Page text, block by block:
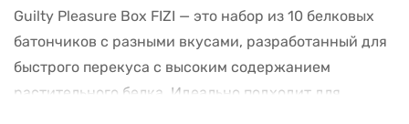
Guilty Pleasure Box FIZI — это набор из 10 белковых
батончиков с разными вкусами, разработанный для
быстрого перекуса с высоким содержанием
растительного белка. Идеально подходит для